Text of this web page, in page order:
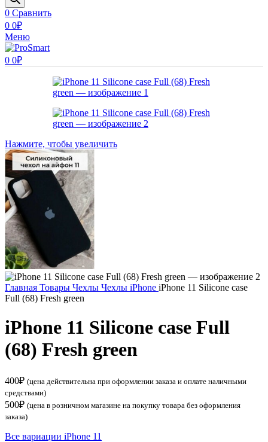
0 Сравнить
0 0₽
Меню
0 0₽
Нажмите, чтобы увеличить
Главная Товары Чехлы Чехлы iPhone iPhone 11 Silicone case
Full (68) Fresh green
iPhone 11 Silicone case Full
(68) Fresh green
400₽ (цена действительна при оформлении заказа и оплате наличными
средствами)
500₽ (цена в розничном магазине на покупку товара без оформления
заказа)
Все вариации iPhone 11